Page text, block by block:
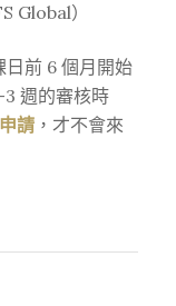
Global）
前 6 個月開始
週的審核時
請，才不會來